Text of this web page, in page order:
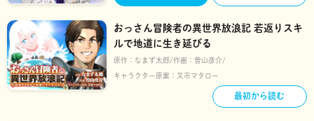
おっさん冒険者の異世界放浪記 若返りスキ
ルで地道に生き延びる
原作： なまず太郎 作画： 曽山彦介
キャラクター原案： 又市マタロー
最初から読む